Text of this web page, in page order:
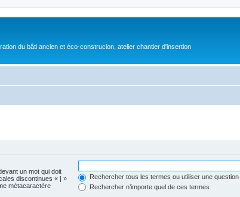
du bâti ancien et éco-construcion, atelier chantier d'insertion
un mot qui doit
discontinues « | »
métacaractère
Rechercher tous les termes ou utiliser une
Rechercher n’importe quel de ces termes